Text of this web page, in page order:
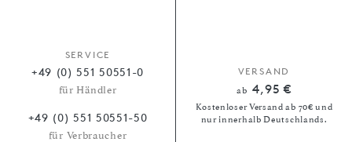
SERVICE
+49 (0) 551 50551-0
für Händler
+49 (0) 551 50551-50
für Verbraucher
VERSAND
ab 4,95 €
Kostenloser Versand ab 70€ und
nur innerhalb Deutschlands.